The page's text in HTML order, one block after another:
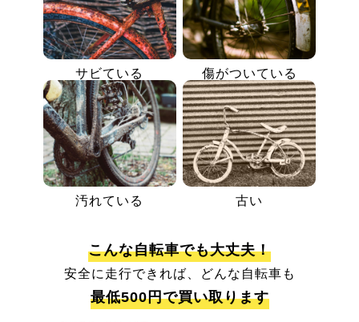
サビている 傷がついている
汚れている 古い
こんな自転車でも大丈夫！
安全に走行できれば、どんな自転車も
最低500円で買い取ります